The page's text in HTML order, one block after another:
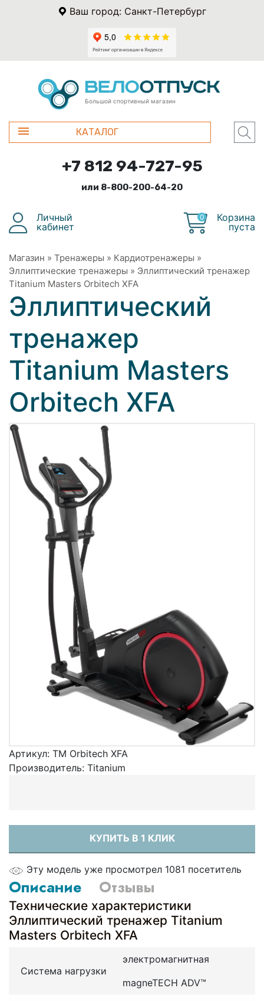
Ваш город: Санкт-Петербург
Большой спортивный магазин
КАТАЛОГ
+7 812 94-727-95
или 8-800-200-64-20
Личный
кабинет
0
Корзина
пуста
Магазин » Тренажеры » Кардиотренажеры »
Эллиптические тренажеры » Эллиптический тренажер
Titanium Masters Orbitech XFA
Эллиптический
тренажер
Titanium Masters
Orbitech XFA
Артикул: TM Orbitech XFA
Производитель: Titanium
КУПИТЬ В 1 КЛИК
Эту модель уже просмотрел 1081 посетитель
Описание Отзывы
Технические характеристики
Эллиптический тренажер Titanium
Masters Orbitech XFA
Система нагрузки
электромагнитная
magneTECH ADV™